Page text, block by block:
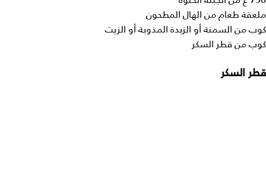
ملعقة طعام من الهال المطحون
كوب من السمنة أو الزبدة المذوبة أو الزيت
كوب من قطر السكر
قطر السكر